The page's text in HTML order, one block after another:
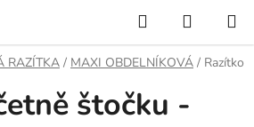
Hledat
KOŠÍK
RAZÍTKA / MAXI OBDELNÍKOVÁ / Razítko
štočku -